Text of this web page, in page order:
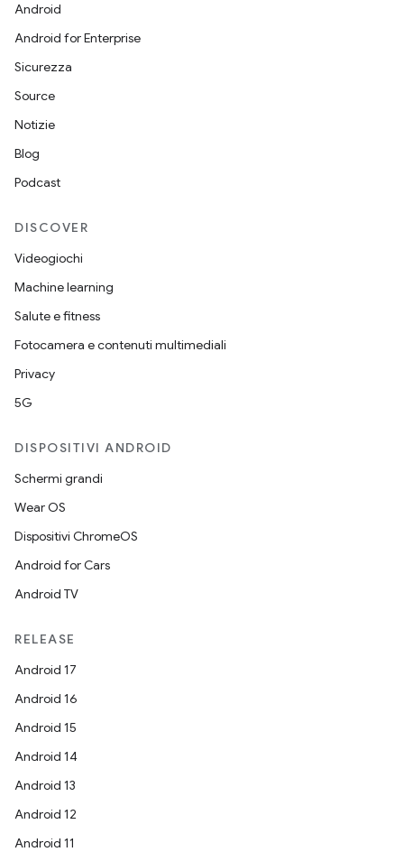
Android
Android for Enterprise
Sicurezza
Source
Notizie
Blog
Podcast
DISCOVER
Videogiochi
Machine learning
Salute e fitness
Fotocamera e contenuti multimediali
Privacy
5G
DISPOSITIVI ANDROID
Schermi grandi
Wear OS
Dispositivi ChromeOS
Android for Cars
Android TV
RELEASE
Android 17
Android 16
Android 15
Android 14
Android 13
Android 12
Android 11